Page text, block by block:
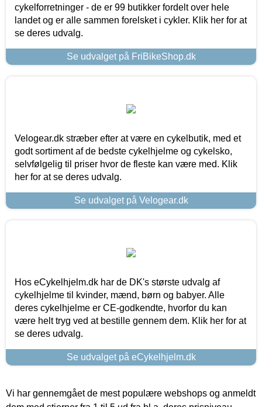
cykelforretninger - de er 99 butikker fordelt over hele
landet og er alle sammen forelsket i cykler. Klik her for at
se deres udvalg.
Se udvalget på FriBikeShop.dk
Velogear.dk stræber efter at være en cykelbutik, med et
godt sortiment af de bedste cykelhjelme og cykelsko,
selvfølgelig til priser hvor de fleste kan være med. Klik
her for at se deres udvalg.
Se udvalget på Velogear.dk
Hos eCykelhjelm.dk har de DK's største udvalg af
cykelhjelme til kvinder, mænd, børn og babyer. Alle
deres cykelhjelme er CE-godkendte, hvorfor du kan
være helt tryg ved at bestille gennem dem. Klik her for at
se deres udvalg.
Se udvalget på eCykelhjelm.dk
Vi har gennemgået de mest populære webshops og anmeldt